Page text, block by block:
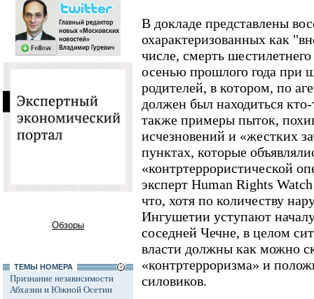
Обзоры
ТЕМЫ НОМЕРА
Признание независимости
Абхазии и Южной Осетии
В докладе представлены
охарактеризованных как
числе, смерть
осенью прошлого года при
родителей, в котором, по
должен был находиться
также примеры пыток,
исчезновений и «жестких
пунктах, которые
«контртеррористической
эксперт Human Rights
что, хотя по количеству
Ингушетии уступают
соседней Чечне, в целом
власти должны как можно
«контртерроризма» и
силовиков.